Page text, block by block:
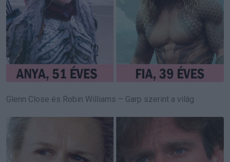
Glenn Close és Robin Williams – Garp szerint a világ